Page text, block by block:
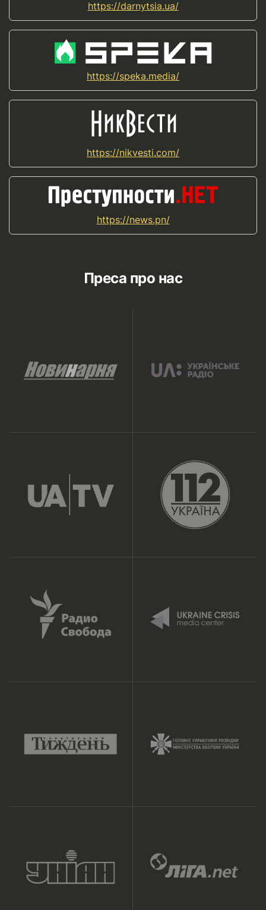
https://darnytsia.ua/
https://speka.media/
https://nikvesti.com/
https://news.pn/
Преса про нас